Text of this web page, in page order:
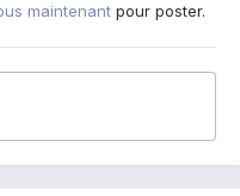
maintenant pour poster.